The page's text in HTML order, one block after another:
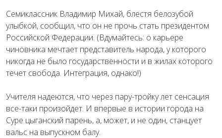
Семиклассник Владимир Михай, блестя белозубой
улыбкой, сообщил, что он не прочь стать президентом
Российской Федерации. (Вдумайтесь: о карьере
чиновника мечтает представитель народа, у которого
никогда не было государственности и в жилах которого
течет свобода. Интеграция, однако!)
Учителя надеются, что через пару-тройку лет сенсация
все-таки произойдет. И впервые в истории города на
Суре цыганский парень, а, может, и не один, станцует
вальс на выпускном балу.